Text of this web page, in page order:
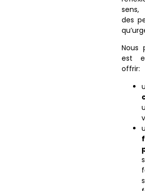
des
Nous
est
offrir: